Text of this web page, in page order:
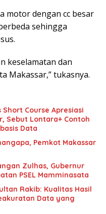
motor dengan cc besar
sehingga
keselamatan dan
Makassar,” tukasnya.
Course Apresiasi
Sebut Lontara+ Contoh
Data
Pemkot Makassar
Zulhas, Gubernur
PSEL Mamminasata
Rakib: Kualitas Hasil
Data yang